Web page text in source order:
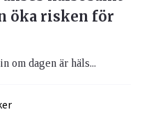
öka risken för
om dagen är häls...